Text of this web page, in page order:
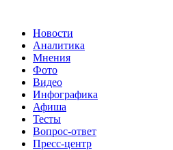
Новости
Аналитика
Мнения
Фото
Видео
Инфографика
Афиша
Тесты
Вопрос-ответ
Пресс-центр